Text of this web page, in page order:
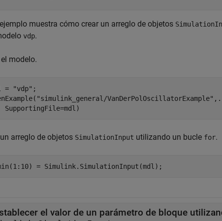
muestra cómo crear un arreglo de objetos
vdp.
modelo.
= "vdp" ;
"simulink_general/VanDerPolOscillatorExample" ,
SupportingFile=mdl)
arreglo de objetos SimulationInput utilizando un bucle for.
el valor de un parámetro de bloque